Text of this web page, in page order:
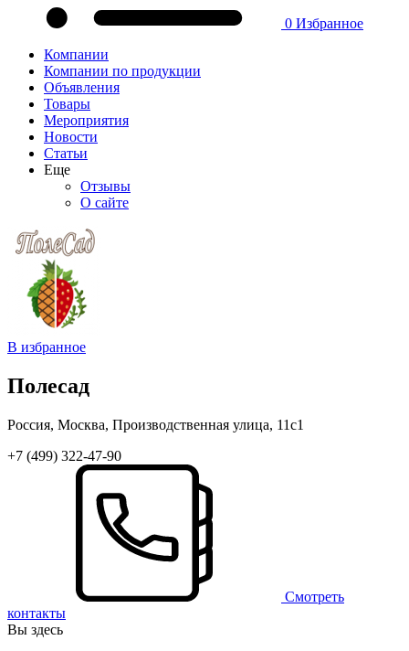
0 Избранное
Компании
Компании по продукции
Объявления
Товары
Мероприятия
Новости
Статьи
Еще
Отзывы
О сайте
В избранное
Полесад
Россия, Москва, Производственная улица, 11с1
+7 (499) 322-47-90
Смотреть
контакты
Вы здесь